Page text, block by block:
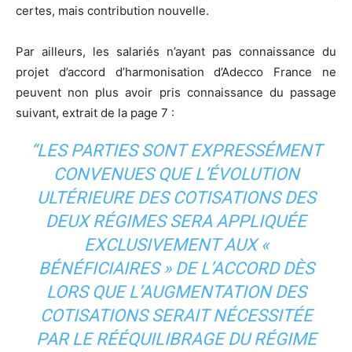
certes, mais contribution nouvelle.
Par ailleurs, les salariés n’ayant pas connaissance du
projet d’accord d’harmonisation d’Adecco France ne
peuvent non plus avoir pris connaissance du passage
suivant, extrait de la page 7 :
“LES PARTIES SONT EXPRESSÉMENT
CONVENUES QUE L’ÉVOLUTION
ULTÉRIEURE DES COTISATIONS DES
DEUX RÉGIMES SERA APPLIQUÉE
EXCLUSIVEMENT AUX «
BÉNÉFICIAIRES » DE L’ACCORD DÈS
LORS QUE L’AUGMENTATION DES
COTISATIONS SERAIT NÉCESSITÉE
PAR LE RÉÉQUILIBRAGE DU RÉGIME